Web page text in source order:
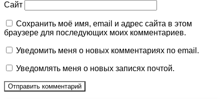
Сайт
Сохранить моё имя, email и адрес сайта в этом
браузере для последующих моих комментариев.
Уведомить меня о новых комментариях по email.
Уведомлять меня о новых записях почтой.